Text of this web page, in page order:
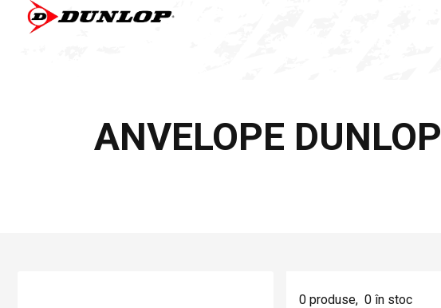
ANVELOPE DUNLOP
0 produse, 0 în stoc